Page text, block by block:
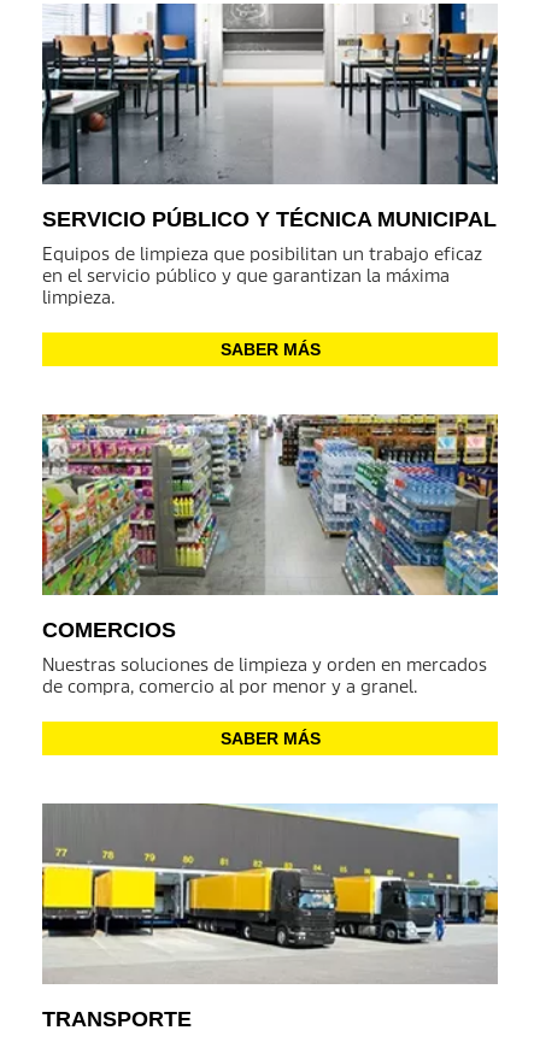
SERVICIO PÚBLICO Y TÉCNICA MUNICIPAL
Equipos de limpieza que posibilitan un trabajo eficaz
en el servicio público y que garantizan la máxima
limpieza.
SABER MÁS
COMERCIOS
Nuestras soluciones de limpieza y orden en mercados
de compra, comercio al por menor y a granel.
SABER MÁS
TRANSPORTE